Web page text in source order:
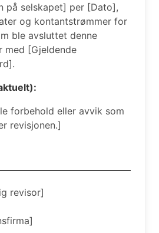
på selskapet] per [Dato],
og kontantstrømmer for
ble avsluttet denne
med [Gjeldende
forbehold eller avvik som
revisjonen.]
revisor]